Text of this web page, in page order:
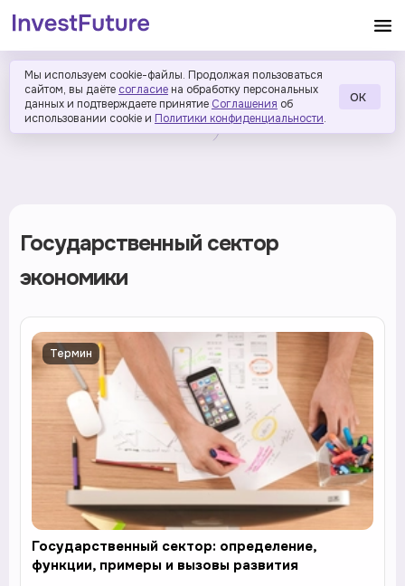
Мы используем cookie-файлы. Продолжая пользоваться
сайтом, вы даёте согласие на обработку персональных
данных и подтверждаете принятие Соглашения об
использовании cookie и Политики конфиденциальности.
ОК
Государственный сектор
экономики
Термин
Государственный сектор: определение,
функции, примеры и вызовы развития